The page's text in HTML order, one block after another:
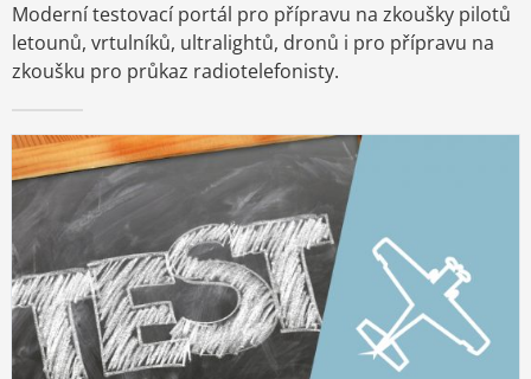
Moderní testovací portál pro přípravu na zkoušky pilotů
letounů, vrtulníků, ultralightů, dronů i pro přípravu na
zkoušku pro průkaz radiotelefonisty.